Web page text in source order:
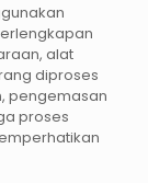
alat
diproses
pengemasan
proses